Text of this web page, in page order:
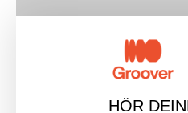
Die Musikindustrie
Wandel, und die
Produkt-Markt-Anpassung
HÖR